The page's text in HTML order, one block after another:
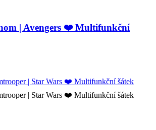
| Avengers ❤️ Multifunkční